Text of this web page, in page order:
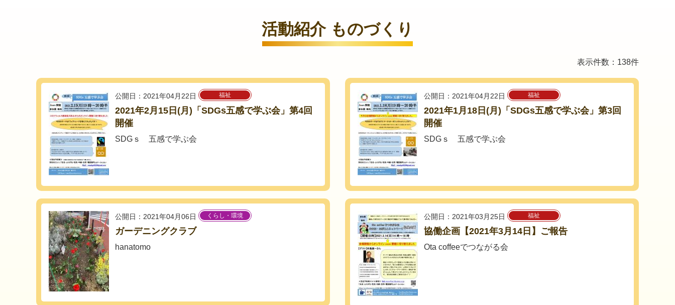
活動紹介 ものづくり
表示件数：138件
公開日：2021年04月22日 福祉
2021年2月15日(月)「SDGs五感で学ぶ会」第4回
開催
SDGｓ 五感で学ぶ会
公開日：2021年04月22日 福祉
2021年1月18日(月)「SDGs五感で学ぶ会」第3回
開催
SDGｓ 五感で学ぶ会
公開日：2021年04月06日 くらし・環境
ガーデニングクラブ
hanatomo
公開日：2021年03月25日 福祉
協働企画【2021年3月14日】ご報告
Ota coffeeでつながる会